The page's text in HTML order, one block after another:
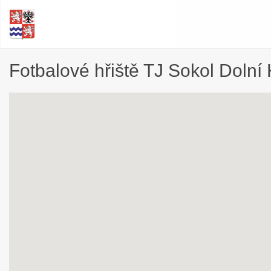
Fotbalové hřiště TJ Sokol Dolní